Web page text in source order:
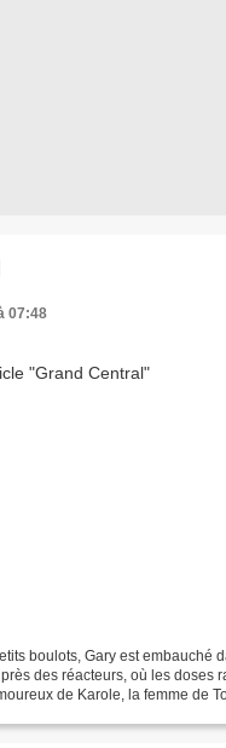
07:48
boulots, Gary est embauché
des réacteurs, où les doses
de Karole, la femme de